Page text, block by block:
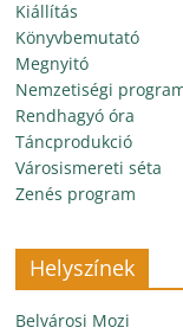
Kiállítás
Könyvbemutató
Megnyitó
Nemzetiségi
Rendhagyó óra
Táncprodukció
Városismereti séta
Zenés program
Helyszínek
Belvárosi Mozi